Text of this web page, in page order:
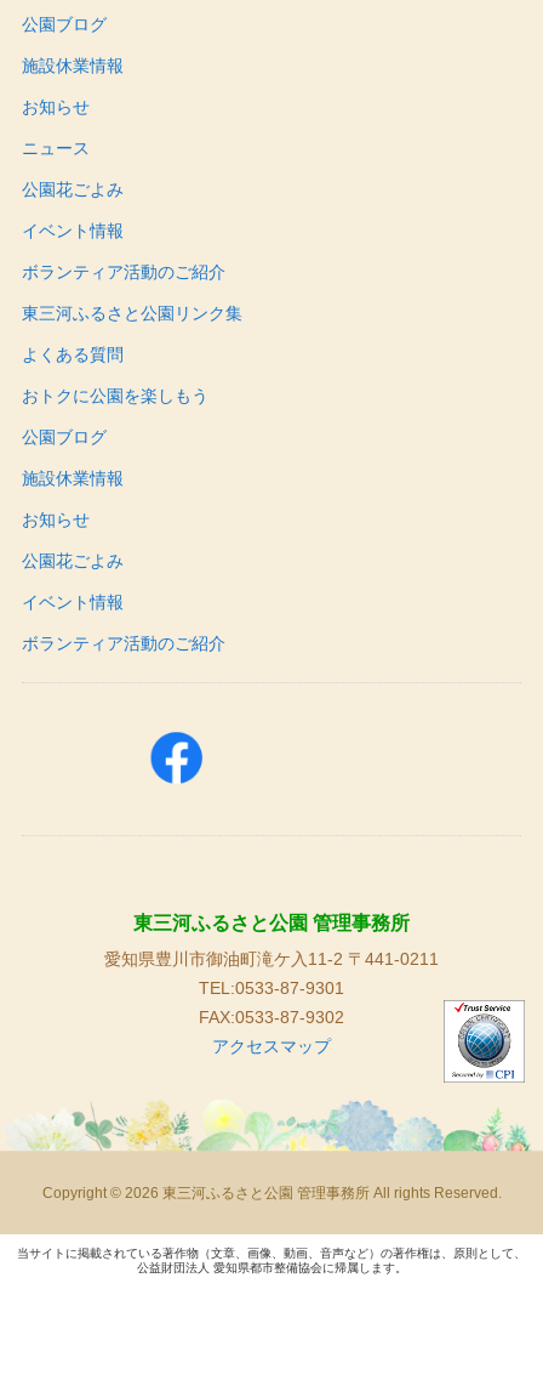
公園ブログ
施設休業情報
お知らせ
ニュース
公園花ごよみ
イベント情報
ボランティア活動のご紹介
東三河ふるさと公園リンク集
よくある質問
おトクに公園を楽しもう
公園ブログ
施設休業情報
お知らせ
公園花ごよみ
イベント情報
ボランティア活動のご紹介
東三河ふるさと公園 管理事務所
愛知県豊川市御油町滝ケ入11-2 〒441-0211
TEL:0533-87-9301
FAX:0533-87-9302
アクセスマップ
Copyright © 2026 東三河ふるさと公園 管理事務所 All rights Reserved.
当サイトに掲載されている著作物（文章、画像、動画、音声など）の著作権は、原則として、
公益財団法人 愛知県都市整備協会に帰属します。